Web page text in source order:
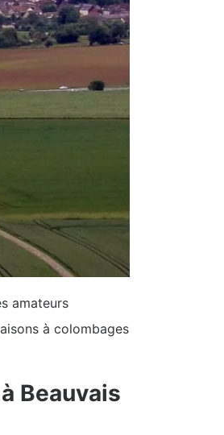
amateurs
à colombages
Beauvais